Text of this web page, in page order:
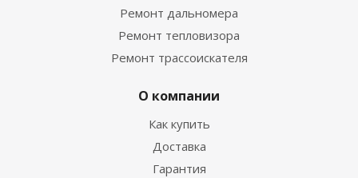
Ремонт дальномера
Ремонт тепловизора
Ремонт трассоискателя
О компании
Как купить
Доставка
Гарантия